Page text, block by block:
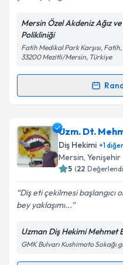
Kişisel verilerimin
kapsamda
Takvim
Mersin Özel Akdeniz Ağız ve
Polikliniği
Fatih Medikal Park Karşısı,
33200 Mezitli/Mersin, Türkiye
Randevu Takvimi
Dt. Ali Can Anayiçin
Size bu uzmandan
hazırlandığında e-
Kişisel verilerimin
Metni'ni okudum
kapsamda
Uzm. Dt.
Diş Hekimi +1diğer
Mersin, Yenişehir
5 (22
Diş eti çekilmesi başlangıcı
bey yaklaşımı...
Uzman Diş Hekimi Mehmet
GMK Bulvarı Kushimoto Sokağı